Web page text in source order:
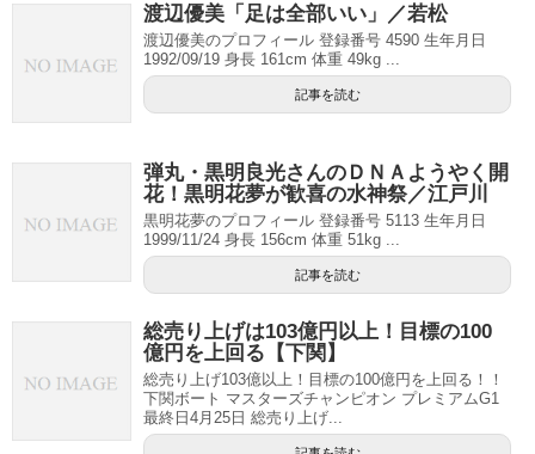
渡辺優美「足は全部いい」／若松
渡辺優美のプロフィール 登録番号 4590 生年月日
1992/09/19 身長 161cm 体重 49kg ...
記事を読む
弾丸・黒明良光さんのＤＮＡようやく開
花！黒明花夢が歓喜の水神祭／江戸川
黒明花夢のプロフィール 登録番号 5113 生年月日
1999/11/24 身長 156cm 体重 51kg ...
記事を読む
総売り上げは103億円以上！目標の100
億円を上回る【下関】
総売り上げ103億以上！目標の100億円を上回る！！
下関ボート マスターズチャンピオン プレミアムG1
最終日4月25日 総売り上げ...